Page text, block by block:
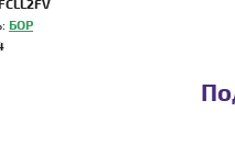
БОР